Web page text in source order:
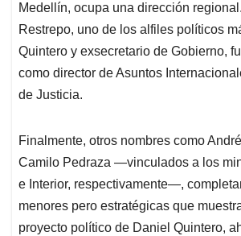
Medellín, ocupa una dirección
Restrepo, uno de los alfiles políticos
Quintero y exsecretario de Gobierno,
como director de Asuntos
de Justicia.
Finalmente, otros nombres como
Camilo Pedraza —vinculados a los
e Interior, respectivamente—,
menores pero estratégicas que
proyecto político de Daniel Quintero,